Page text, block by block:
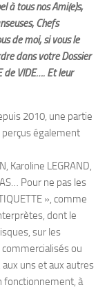
à tous nos Ami(e)s,
Chefs
de moi, si vous le
dans votre Dossier
de VIDE…. Et leur
2010, une partie
perçus également
Karoline LEGRAND,
Pour ne pas les
», comme
dont le
sur les
ou
uns et aux autres
fonctionnement, à